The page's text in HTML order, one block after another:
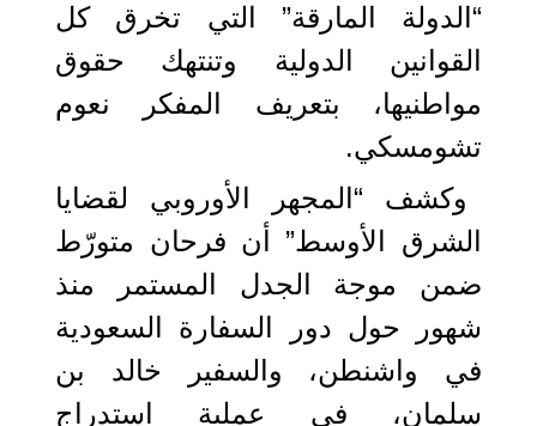
“الدولة المارقة” التي تخرق كل
القوانين الدولية وتنتهك حقوق
مواطنيها، بتعريف المفكر نعوم
تشومسكي.
وكشف “المجهر الأوروبي لقضايا
الشرق الأوسط” أن فرحان متورّط
ضمن موجة الجدل المستمر منذ
شهور حول دور السفارة السعودية
في واشنطن، والسفير خالد بن
سلمان، في عملية استدراج